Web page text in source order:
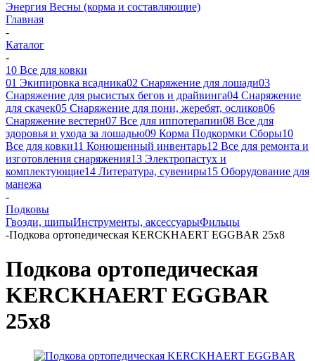
Энергия Весны (корма и составляющие)
Главная
-
Каталог
-
10 Все для ковки
01 Экипировка всадника02 Снаряжение для лошади03
Снаряжение для рысистых бегов и драйвинга04 Снаряжение
для скачек05 Снаряжение для пони, жеребят, осликов06
Снаряжение вестерн07 Все для иппотерапии08 Все для
здоровья и ухода за лошадью09 Корма Подкормки Сборы10
Все для ковки11 Конюшенный инвентарь12 Все для ремонта и
изготовления снаряжения13 Электропастух и
комплектующие14 Литература, сувениры15 Оборудование для
манежа
-
Подковы
Гвозди, шипыИнструменты, аксессуарыФильцы
-Подкова ортопедическая KERCKHAERT EGGBAR 25x8
Подкова ортопедическая
KERCKHAERT EGGBAR
25x8